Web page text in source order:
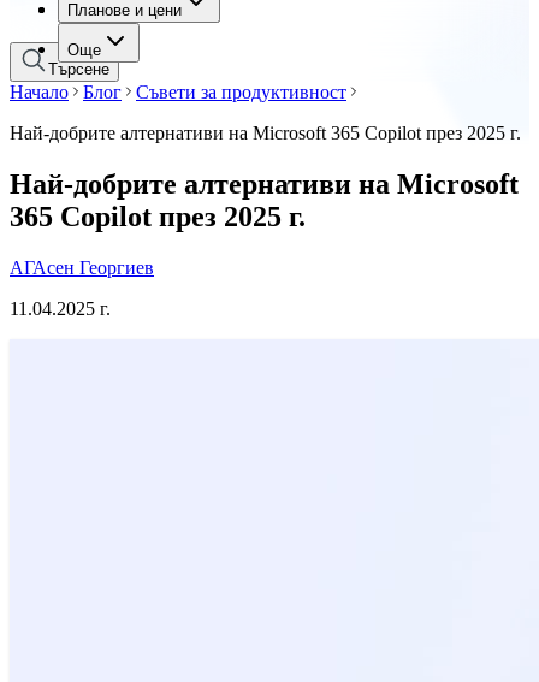
Планове и цени
Още
Планове и цени
Търсене
Начало Блог
Съвети за продуктивност
Най-добрите алтернативи на Microsoft 365 Copilot през 2025 г.
Най-добрите алтернативи на Microsoft
365 Copilot през 2025 г.
АГАсен Георгиев
11.04.2025 г.